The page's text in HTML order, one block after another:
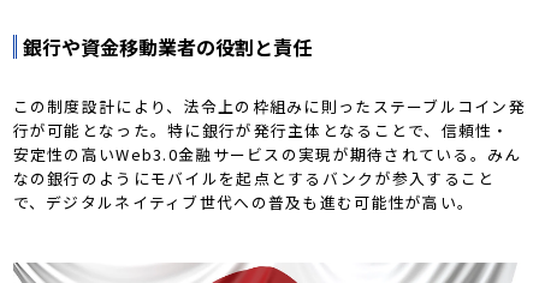
銀行や資金移動業者の役割と責任
この制度設計により、法令上の枠組みに則ったステーブルコイン発
行が可能となった。特に銀行が発行主体となることで、信頼性・
安定性の高いWeb3.0金融サービスの実現が期待されている。みん
なの銀行のようにモバイルを起点とするバンクが参入すること
で、デジタルネイティブ世代への普及も進む可能性が高い。